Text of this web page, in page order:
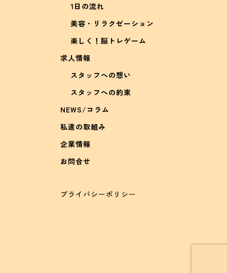
1日の流れ
美容・リラクゼーション
楽しく！脳トレゲーム
求人情報
スタッフへの想い
スタッフへの約束
NEWS/コラム
私達の取組み
企業情報
お問合せ
プライバシーポリシー